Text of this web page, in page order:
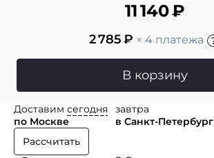
11 140₽
2 785₽ × 4 платежа
В корзину
Доставим сегодня
по Москве
завтра
в Санкт-Петербург
Рассчитать